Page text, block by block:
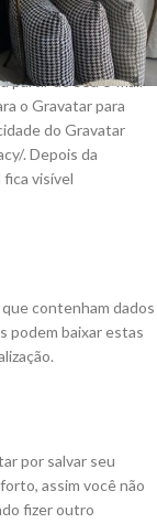
de IP e de
de spam.
partir do seu e-mail
o Gravatar para
do Gravatar
. Depois da
visível
contenham dados
podem baixar estas
por salvar seu
assim você não
fizer outro